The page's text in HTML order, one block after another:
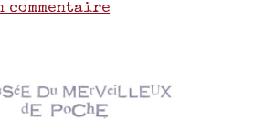
commentaire